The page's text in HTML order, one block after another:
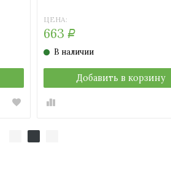
ЦЕНА:
663 Р
В наличии
Добавить в корзину